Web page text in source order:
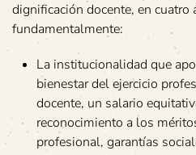
dignificación docente, en cuatro
fundamentalmente:
La institucionalidad que
bienestar del ejercicio
docente, un salario
reconocimiento a los
profesional, garantías